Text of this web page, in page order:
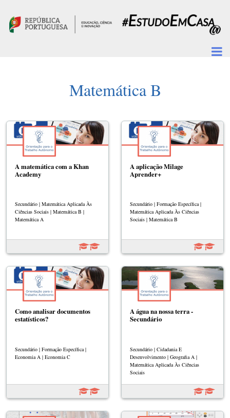
Matemática B
A matemática com a Khan
Academy
Secundário | Matemática Aplicada Às
Ciências Sociais | Matemática B |
Matemática A
A aplicação Milage
Aprender+
Secundário | Formação Específica |
Matemática Aplicada Às Ciências
Sociais | Matemática B
Como analisar documentos
estatísticos?
Secundário | Formação Específica |
Economia A | Economia C
A água na nossa terra -
Secundário
Secundário | Cidadania E
Desenvolvimento | Geografia A |
Matemática Aplicada Às Ciências
Sociais